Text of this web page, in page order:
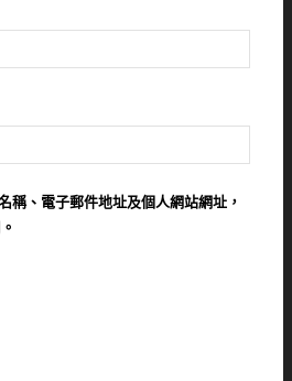
稱、電子郵件地址及個人網站網址，